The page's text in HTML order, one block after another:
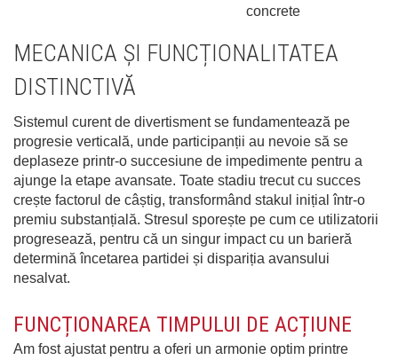
concrete
MECANICA ȘI FUNCȚIONALITATEA
DISTINCTIVĂ
Sistemul curent de divertisment se fundamentează pe
progresie verticală, unde participanții au nevoie să se
deplaseze printr-o succesiune de impedimente pentru a
ajunge la etape avansate. Toate stadiu trecut cu succes
crește factorul de câștig, transformând stakul inițial într-o
premiu substanțială. Stresul sporește pe cum ce utilizatorii
progresează, pentru că un singur impact cu un barieră
determină încetarea partidei și dispariția avansului
nesalvat.
FUNCȚIONAREA TIMPULUI DE ACȚIUNE
Am fost ajustat pentru a oferi un armonie optim printre